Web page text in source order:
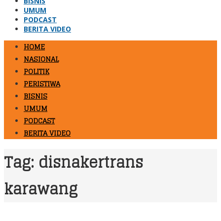
UMUM
PODCAST
BERITA VIDEO
HOME
NASIONAL
POLITIK
PERISTIWA
BISNIS
UMUM
PODCAST
BERITA VIDEO
Tag: disnakertrans
karawang